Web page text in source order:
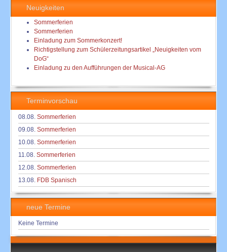
Neuigkeiten
Sommerferien
Sommerferien
Einladung zum Sommerkonzert!
Richtigstellung zum Schülerzeitungsartikel „Neuigkeiten vom
DoG“
Einladung zu den Aufführungen der Musical-AG
Terminvorschau
08.08. Sommerferien
09.08. Sommerferien
10.08. Sommerferien
11.08. Sommerferien
12.08. Sommerferien
13.08. FDB Spanisch
neue Termine
Keine Termine